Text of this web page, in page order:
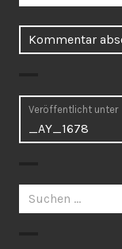
Veröffentlicht unter
_AY_1678
Suchen
nach: